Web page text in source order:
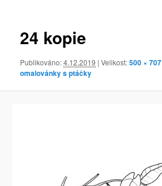
24 kopie
Publikováno:4.12.2019 | Velikost:500 × 707
omalovánky s ptáčky